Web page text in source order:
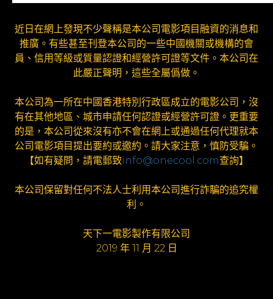
近日在網上發現不少聲稱是本公司電影項目融資的消息和
推廣。有些甚至刊登本公司的一些中國機關或機構的會
員、信用等級或質量認證和經營許可證等文件。本公司在
此嚴正聲明，這些全屬僞做。
本公司為一所在中國香港特別行政區成立的電影公司，沒
有在其他地區、城市申請任何認證或經營許可證。更重要
的是，本公司從來沒有亦不會在網上或通過任何代理就本
公司電影項目提出要約或邀約。請大家注意，慎防受騙。
【如有疑問，請電郵致info@onecool.com查詢】
本公司保留對任何不法人士利用本公司進行詐騙的追究權
利。
天下一電影製作有限公司
2019 年 11 月 22 日